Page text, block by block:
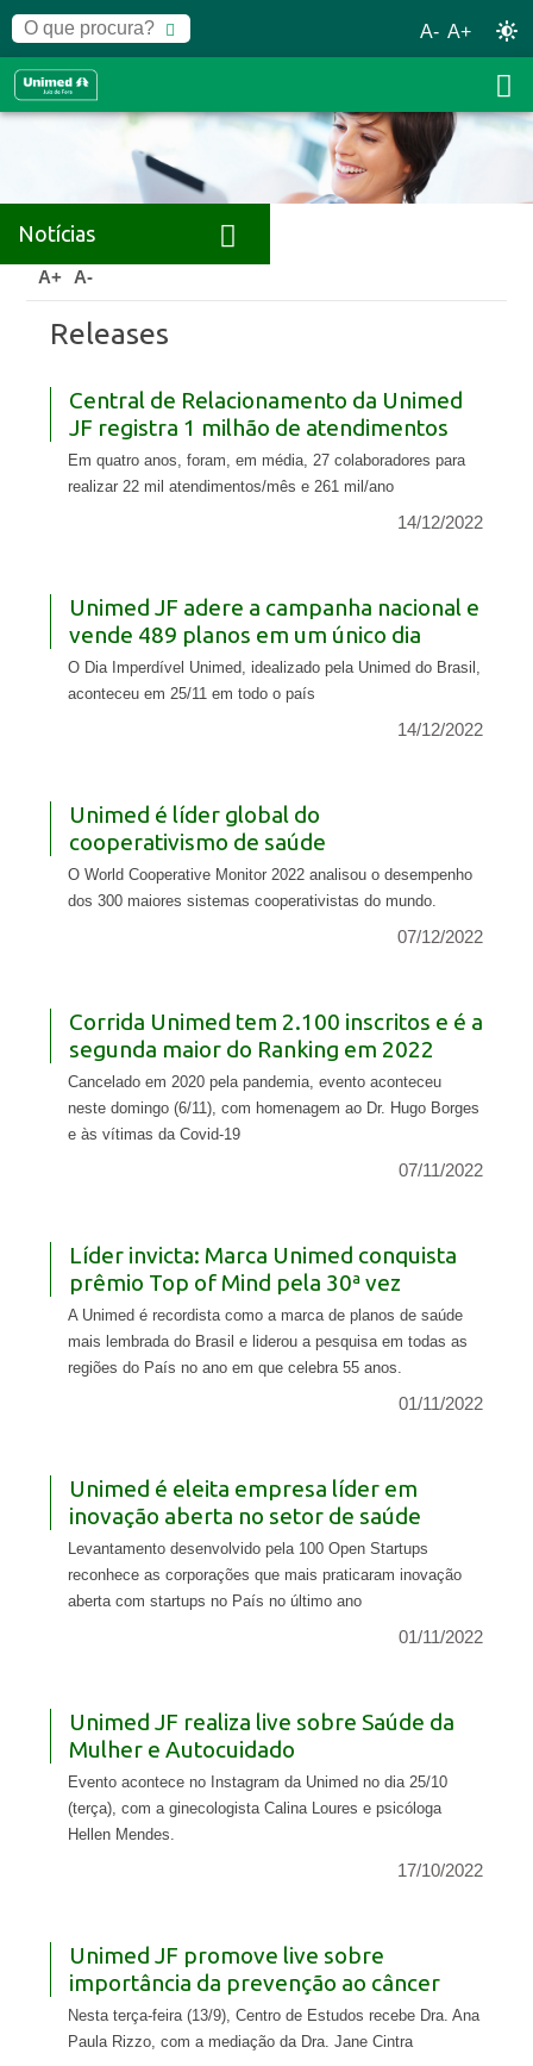
A- A+
Notícias
Home Notícias
A+ A-
Releases
Central de Relacionamento da Unimed
JF registra 1 milhão de atendimentos
Em quatro anos, foram, em média, 27 colaboradores para
realizar 22 mil atendimentos/mês e 261 mil/ano
14/12/2022
Unimed JF adere a campanha nacional e
vende 489 planos em um único dia
O Dia Imperdível Unimed, idealizado pela Unimed do Brasil,
aconteceu em 25/11 em todo o país
14/12/2022
Unimed é líder global do
cooperativismo de saúde
O World Cooperative Monitor 2022 analisou o desempenho
dos 300 maiores sistemas cooperativistas do mundo.
07/12/2022
Corrida Unimed tem 2.100 inscritos e é a
segunda maior do Ranking em 2022
Cancelado em 2020 pela pandemia, evento aconteceu
neste domingo (6/11), com homenagem ao Dr. Hugo Borges
e às vítimas da Covid-19
07/11/2022
Líder invicta: Marca Unimed conquista
prêmio Top of Mind pela 30ª vez
A Unimed é recordista como a marca de planos de saúde
mais lembrada do Brasil e liderou a pesquisa em todas as
regiões do País no ano em que celebra 55 anos.
01/11/2022
Unimed é eleita empresa líder em
inovação aberta no setor de saúde
Levantamento desenvolvido pela 100 Open Startups
reconhece as corporações que mais praticaram inovação
aberta com startups no País no último ano
01/11/2022
Unimed JF realiza live sobre Saúde da
Mulher e Autocuidado
Evento acontece no Instagram da Unimed no dia 25/10
(terça), com a ginecologista Calina Loures e psicóloga
Hellen Mendes.
17/10/2022
Unimed JF promove live sobre
importância da prevenção ao câncer
Nesta terça-feira (13/9), Centro de Estudos recebe Dra. Ana
Paula Rizzo, com a mediação da Dra. Jane Cintra